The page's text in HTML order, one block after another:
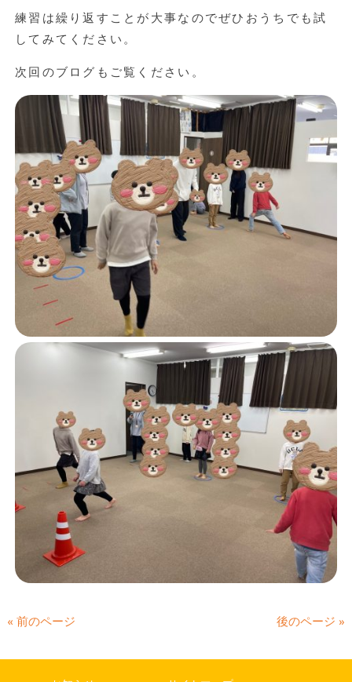
練習は繰り返すことが大事なのでぜひおうちでも試
してみてください。
次回のブログもご覧ください。
« 前のページ 後のページ »